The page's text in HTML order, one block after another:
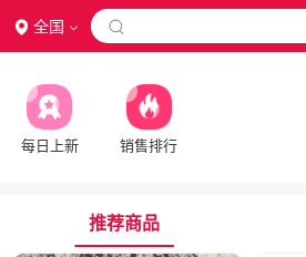
全国 
每日上新 销售排行
推荐商品